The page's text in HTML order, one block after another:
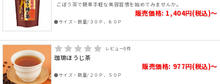
ごぼう茶で簡単手軽な美容習慣を始めてみませんか。
販売価格: 1,404円(税込)～
●サイズ・数量/３０Ｐ、６０Ｐ
レビュー0件
珈琲ほうじ茶
販売価格: 977円(税込)～
●サイズ・数量/２０Ｐ、５０Ｐ